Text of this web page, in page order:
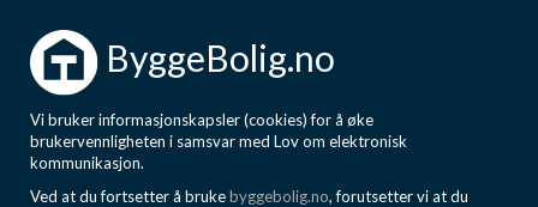
ByggeBolig.no
Vi bruker informasjonskapsler (cookies) for å øke
brukervennligheten i samsvar med Lov om elektronisk
kommunikasjon.
Ved at du fortsetter å brukebyggebolig.no, forutsetter vi at du